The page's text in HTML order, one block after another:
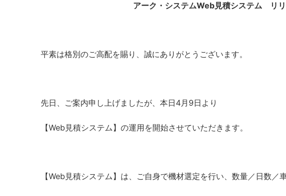
アーク・システムWeb見積システム リ
平素は格別のご高配を賜り、誠にありがとうございます。
先日、ご案内申し上げましたが、本日4月9日より
【Web見積システム】の運用を開始させていただきます。
【Web見積システム】は、ご自身で機材選定を行い、数量／日数／